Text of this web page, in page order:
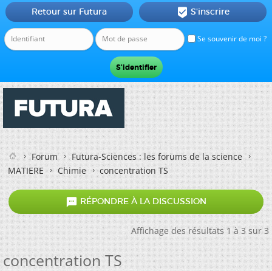
Se souvenir de moi ?
Retour sur Futura  S'inscrire
Forum
Futura-Sciences : les forums de la science
MATIERE
Chimie concentration TS
 RÉPONDRE À LA DISCUSSION
Affichage des résultats 1 à 3 sur 3
concentration TS